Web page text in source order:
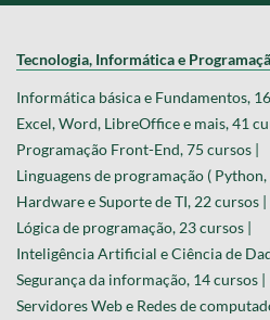
Tecnologia, Informática e
Informática básica e Fundamentos,
Excel, Word, LibreOffice e mais, 41
Programação Front-End, 75 cursos |
Linguagens de programação ( Python,
Hardware e Suporte de TI, 22 cursos |
Lógica de programação, 23 cursos |
Inteligência Artificial e Ciência de
Segurança da informação, 14 cursos |
Servidores Web e Redes de